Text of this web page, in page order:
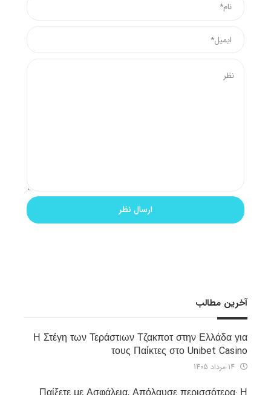
آخرین مطالب
Η Στέγη των Τεράστιων Τζακποτ στην Ελλάδα για
τους Παίκτες στο Unibet Casino